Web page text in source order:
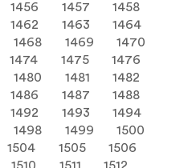
1456 1457
1458
1462 1463
1464
1468 1469
1470
1474 1475
1476
1480 1481
1482
1486 1487
1488
1492 1493
1494
1498 1499
1500
1504 1505
1506